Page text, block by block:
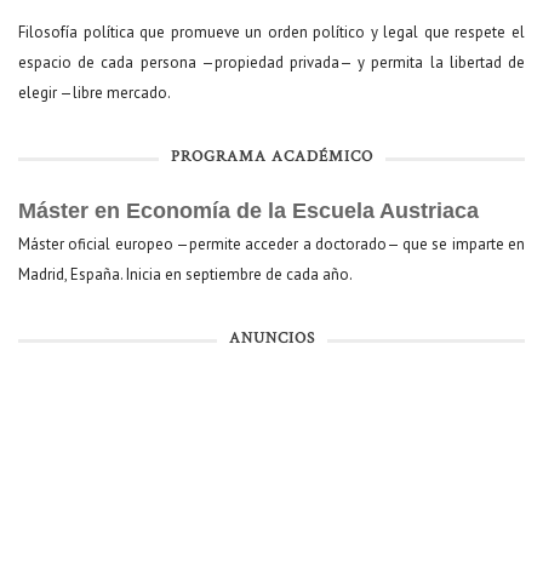
Filosofía política que promueve un orden político y legal que respete el
espacio de cada persona —propiedad privada— y permita la libertad de
elegir —libre mercado.
PROGRAMA ACADÉMICO
Máster en Economía de la Escuela Austriaca
Máster oficial europeo —permite acceder a doctorado— que se imparte en
Madrid, España. Inicia en septiembre de cada año.
ANUNCIOS